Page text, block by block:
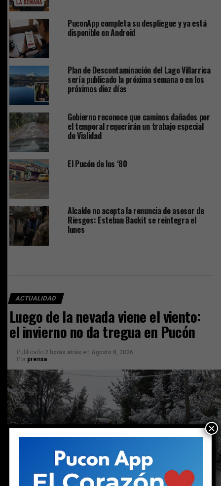
PuconApp completa su despliegue y ya está
disponible en Android
Plan de Descontaminación del Lago Villarrica
sería publicado la próxima semana o en los
próximos diez días
Gobierno reconoce que caminos dañados por
el temporal requerirán un trabajo especial
de Vialidad
El Pucón de los ‘80
Alcalde no acepta la renuncia de asesor de
Riesgos: Esteban Backit se reintegra el
lunes
ACTUALIDAD
Luego de la nevada viene el viento:
el invierno no da tregua en Pucón
Publicado 2 horas atrás en Agosto 8, 2026
Por prensa
×